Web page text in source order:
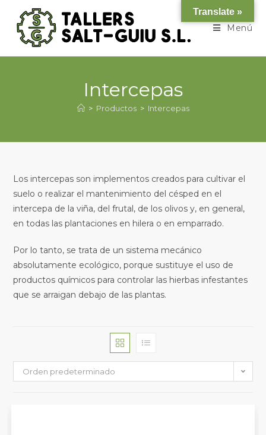
Menú
Intercepas
> Productos > Intercepas
Los intercepas son implementos creados para cultivar el
suelo o realizar el mantenimiento del césped en el
intercepa de la viña, del frutal, de los olivos y, en general,
en todas las plantaciones en hilera o en emparrado.
Por lo tanto, se trata de un sistema mecánico
absolutamente ecológico, porque sustituye el uso de
productos químicos para controlar las hierbas infestantes
que se arraigan debajo de las plantas.
Orden predeterminado
Translate »